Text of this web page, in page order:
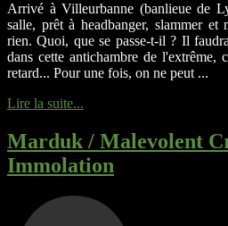
Arrivé à Villeurbanne (banlieue de
salle, prêt à headbanger, slammer et
rien. Quoi, que se passe-t-il ? Il
dans cette antichambre de l'extrême,
retard... Pour une fois, on ne peut ...
Lire la suite...
Marduk / Malevolent
Immolation